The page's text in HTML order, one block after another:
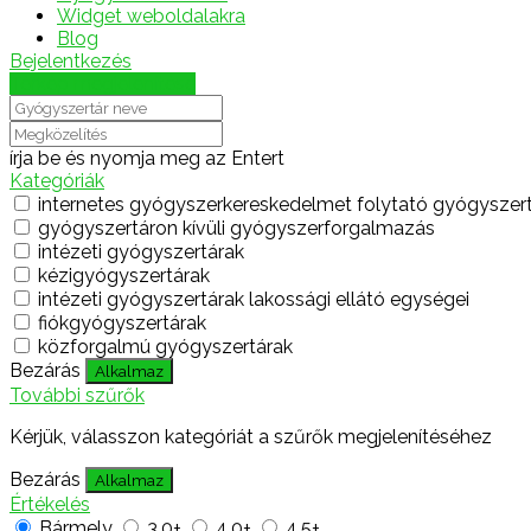
Widget weboldalakra
Blog
Bejelentkezés
írja be és nyomja meg az Entert
Kategóriák
internetes gyógyszerkereskedelmet folytató
gyógyszertáron kívüli gyógyszerforgalmazás
intézeti gyógyszertárak
kézigyógyszertárak
intézeti gyógyszertárak lakossági ellátó egységei
fiókgyógyszertárak
közforgalmú gyógyszertárak
Bezárás
Alkalmaz
További szűrők
Kérjük, válasszon kategóriát a szűrők megjelenítéséhez
Bezárás
Alkalmaz
Értékelés